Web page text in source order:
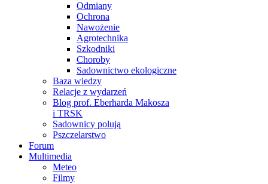
Odmiany
Ochrona
Nawożenie
Agrotechnika
Szkodniki
Choroby
Sadownictwo ekologiczne
Baza wiedzy
Relacje z wydarzeń
Blog prof. Eberharda Makosza
i TRSK
Sadownicy polują
Pszczelarstwo
Forum
Multimedia
Meteo
Filmy